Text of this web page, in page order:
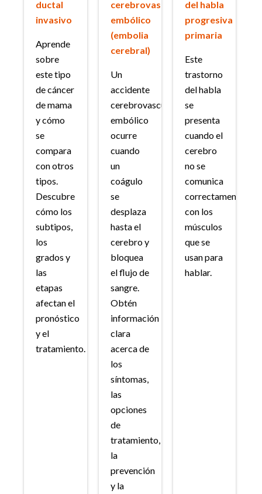
ductal
invasivo
Aprende
sobre
este tipo
de cáncer
de mama
y cómo
se
compara
con otros
tipos.
Descubre
cómo los
subtipos,
los
grados y
las
etapas
afectan el
pronóstico
y el
tratamiento.
cerebrovascular
embólico
(embolia
cerebral)
Un
accidente
cerebrovascular
embólico
ocurre
cuando
un
coágulo
se
desplaza
hasta el
cerebro y
bloquea
el flujo de
sangre.
Obtén
información
clara
acerca de
los
síntomas,
las
opciones
de
tratamiento,
la
prevención
y la
del habla
progresiva
primaria
Este
trastorno
del habla
se
presenta
cuando el
cerebro
no se
comunica
correctamente
con los
músculos
que se
usan para
hablar.